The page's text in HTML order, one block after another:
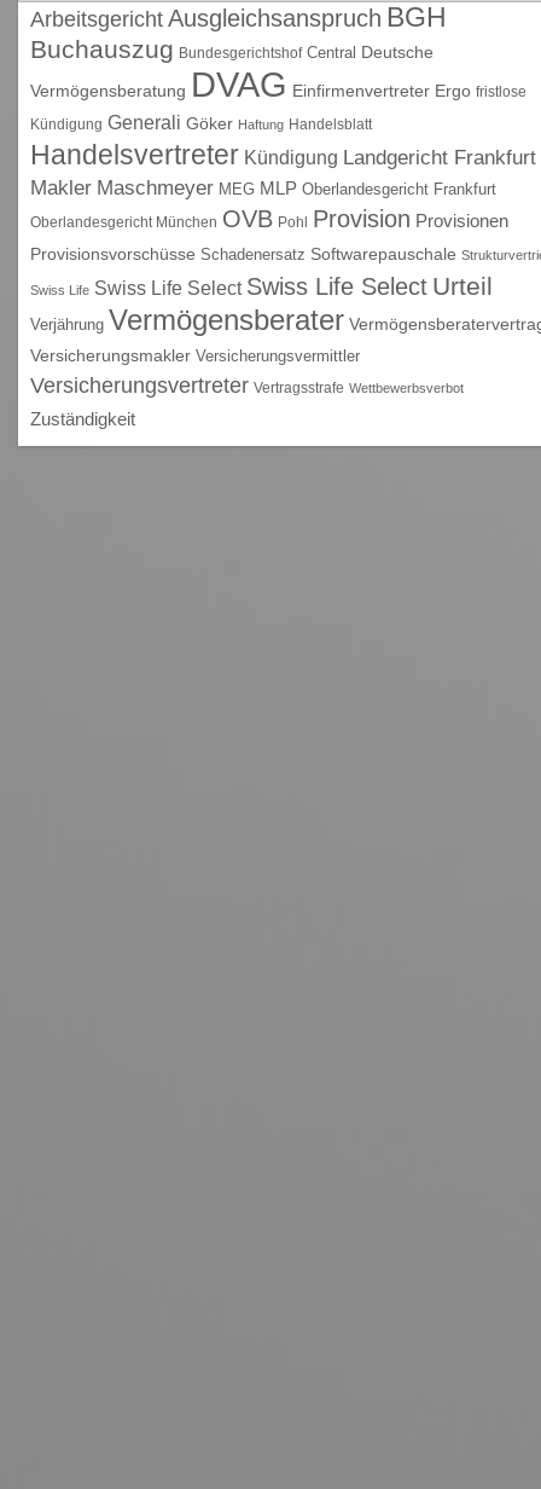
Arbeitsgericht Ausgleichsanspruch BGH
Buchauszug Bundesgerichtshof Central Deutsche
Vermögensberatung DVAG Einfirmenvertreter Ergo fristlose
Kündigung Generali Göker Haftung Handelsblatt
Handelsvertreter Kündigung Landgericht Frankfurt
Makler Maschmeyer MEG MLP Oberlandesgericht Frankfurt
Oberlandesgericht München OVB Pohl Provision Provisionen
Provisionsvorschüsse Schadenersatz Softwarepauschale
Swiss Life Swiss Life Select Swiss Life Select Urteil
Verjährung Vermögensberater
Versicherungsmakler Versicherungsvermittler
Versicherungsvertreter Vertragsstrafe Wettbewerbsverbot
Zuständigkeit